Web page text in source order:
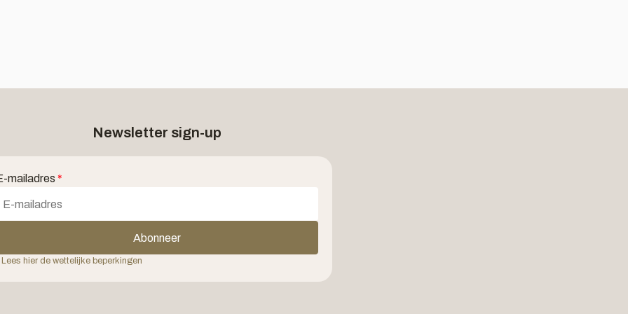
Newsletter sign-up
mailadres *
Abonneer
Lees hier de wettelijke beperkingen